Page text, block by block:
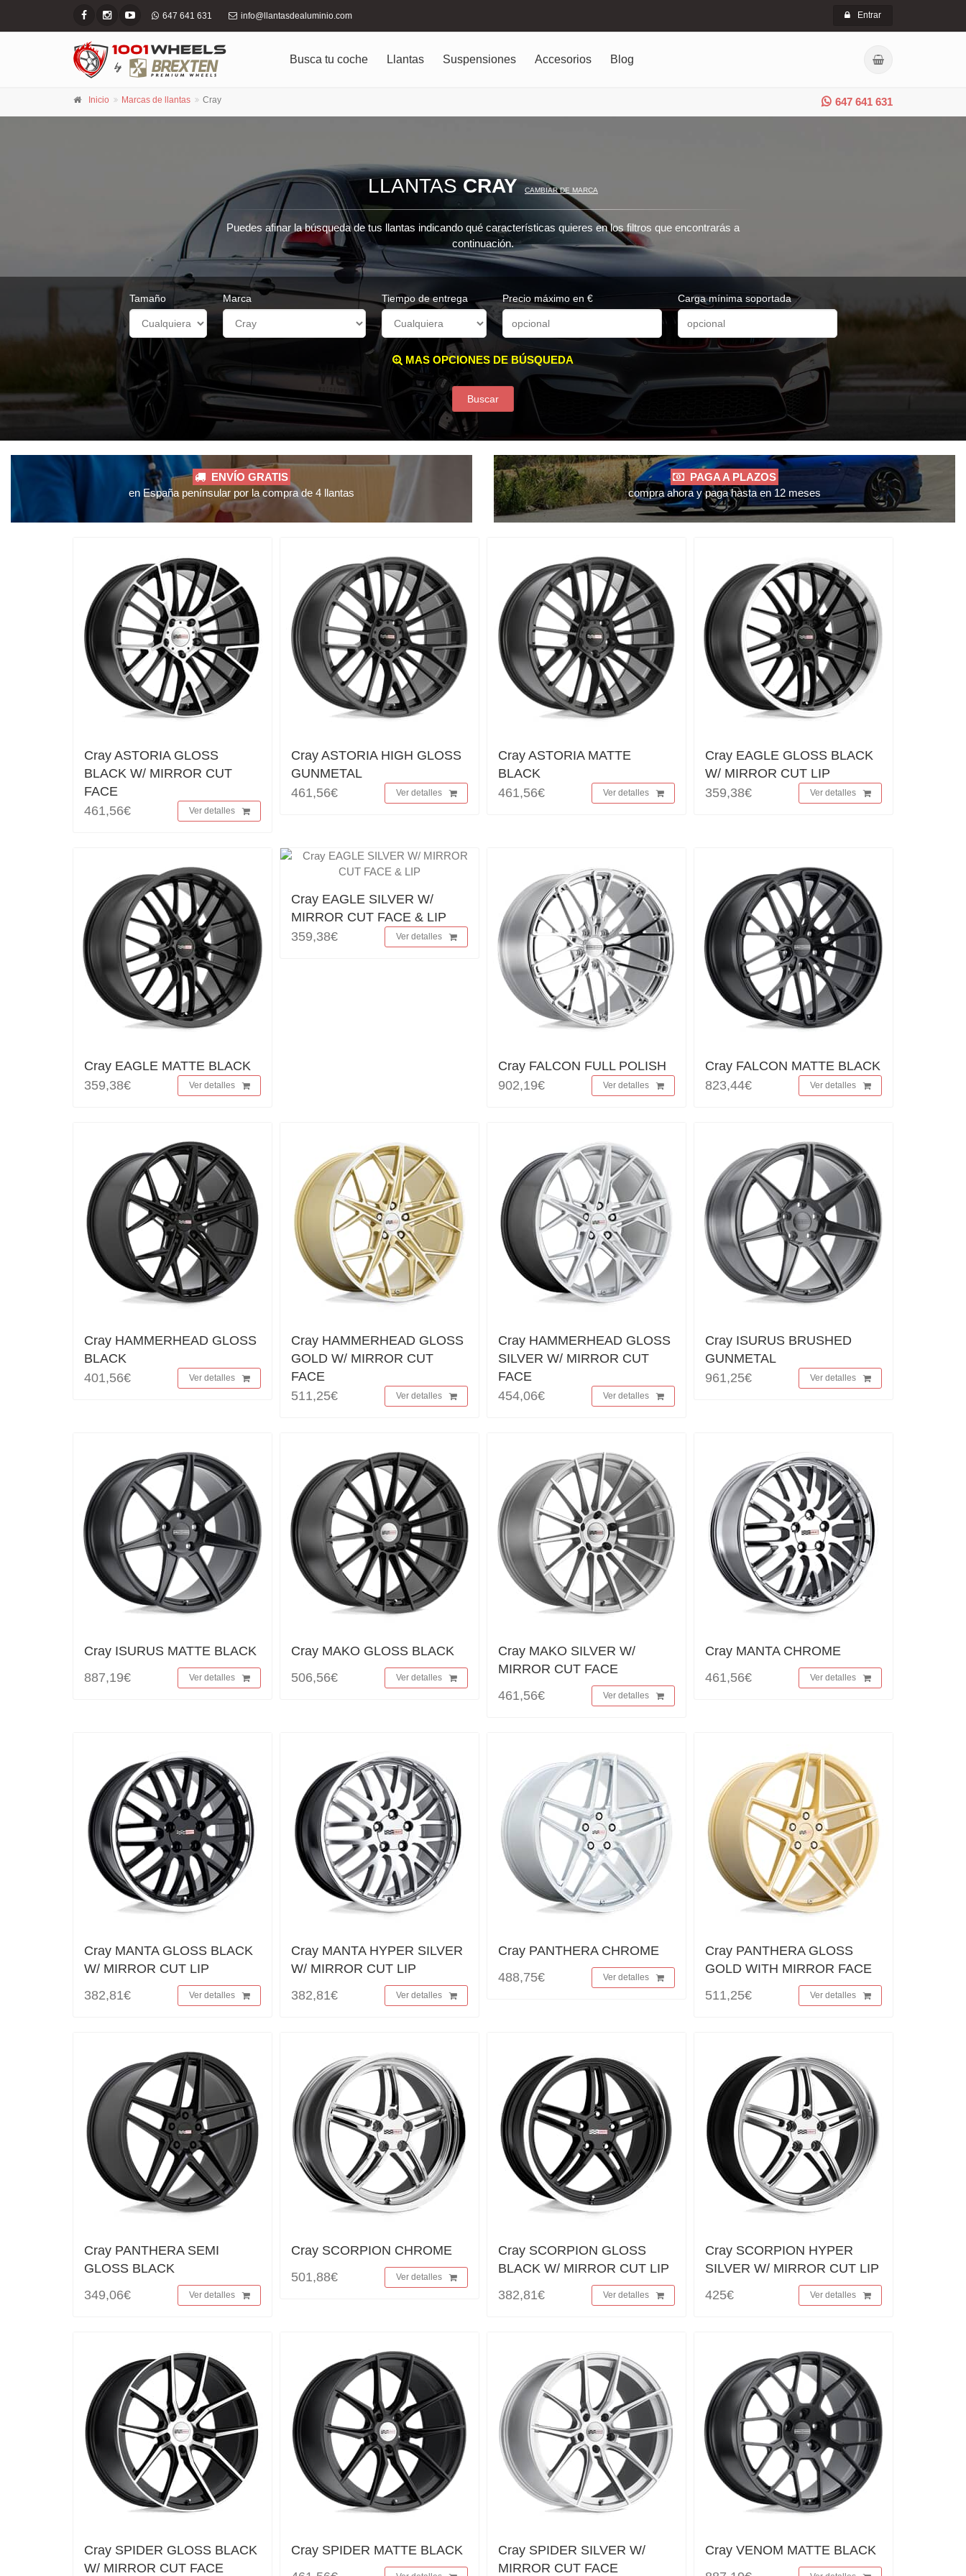
647 641 631 info@llantasdealuminio.com Entrar
Busca tu coche Llantas Suspensiones Accesorios Blog
647 641 631
Inicio Marcas de llantas Cray
LLANTAS CRAY CAMBIAR DE MARCA
Puedes afinar la búsqueda de tus llantas indicando qué características quieres en los filtros que encontrarás a
continuación.
Tamaño Marca Tiempo de entrega Precio máximo en € Carga mínima soportada
MAS OPCIONES DE BÚSQUEDA
Buscar
ENVÍO GRATIS
en España penínsular por la compra de 4 llantas
PAGA A PLAZOS
compra ahora y paga hasta en 12 meses
Cray ASTORIA GLOSS
BLACK W/ MIRROR CUT
FACE
461,56€
Ver detalles
Cray ASTORIA HIGH GLOSS
GUNMETAL
461,56€
Ver detalles
Cray ASTORIA MATTE
BLACK
461,56€
Ver detalles
Cray EAGLE GLOSS BLACK
W/ MIRROR CUT LIP
359,38€
Ver detalles
Cray EAGLE MATTE BLACK
359,38€
Ver detalles
Cray EAGLE SILVER W/
MIRROR CUT FACE & LIP
359,38€
Ver detalles
Cray FALCON FULL POLISH
902,19€
Ver detalles
Cray FALCON MATTE BLACK
823,44€
Ver detalles
Cray HAMMERHEAD GLOSS
BLACK
401,56€
Ver detalles
Cray HAMMERHEAD GLOSS
GOLD W/ MIRROR CUT
FACE
511,25€
Ver detalles
Cray HAMMERHEAD GLOSS
SILVER W/ MIRROR CUT
FACE
454,06€
Ver detalles
Cray ISURUS BRUSHED
GUNMETAL
961,25€
Ver detalles
Cray ISURUS MATTE BLACK
887,19€
Ver detalles
Cray MAKO GLOSS BLACK
506,56€
Ver detalles
Cray MAKO SILVER W/
MIRROR CUT FACE
461,56€
Ver detalles
Cray MANTA CHROME
461,56€
Ver detalles
Cray MANTA GLOSS BLACK
W/ MIRROR CUT LIP
382,81€
Ver detalles
Cray MANTA HYPER SILVER
W/ MIRROR CUT LIP
382,81€
Ver detalles
Cray PANTHERA CHROME
488,75€
Ver detalles
Cray PANTHERA GLOSS
GOLD WITH MIRROR FACE
511,25€
Ver detalles
Cray PANTHERA SEMI
GLOSS BLACK
349,06€
Ver detalles
Cray SCORPION CHROME
501,88€
Ver detalles
Cray SCORPION GLOSS
BLACK W/ MIRROR CUT LIP
382,81€
Ver detalles
Cray SCORPION HYPER
SILVER W/ MIRROR CUT LIP
425€
Ver detalles
Cray SPIDER GLOSS BLACK
W/ MIRROR CUT FACE
Cray SPIDER MATTE BLACK
Cray SPIDER SILVER W/
MIRROR CUT FACE
Cray VENOM MATTE BLACK